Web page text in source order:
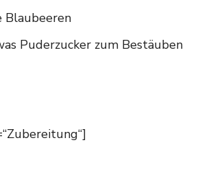
Blaubeeren
Puderzucker zum Bestäuben